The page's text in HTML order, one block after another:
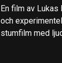
En film av
och
stumfilm med